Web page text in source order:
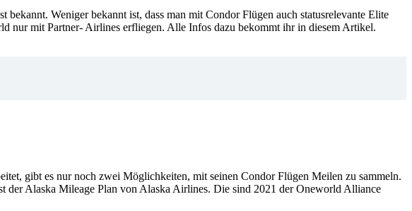
Weniger bekannt ist, dass man mit Condor Flügen auch statusrelevante Elite
nur mit Partner- Airlines erfliegen. Alle Infos dazu bekommt ihr in diesem Artikel.
gibt es nur noch zwei Möglichkeiten, mit seinen Condor Flügen Meilen zu sammeln.
der Alaska Mileage Plan von Alaska Airlines. Die sind 2021 der Oneworld Alliance